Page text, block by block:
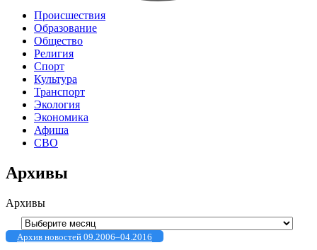
Происшествия
Образование
Общество
Религия
Спорт
Культура
Транспорт
Экология
Экономика
Афиша
СВО
Архивы
Архивы
Архив новостей 09.2006–04.2016